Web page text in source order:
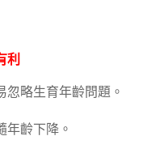
利
略生育年齡問題。
年齡下降。